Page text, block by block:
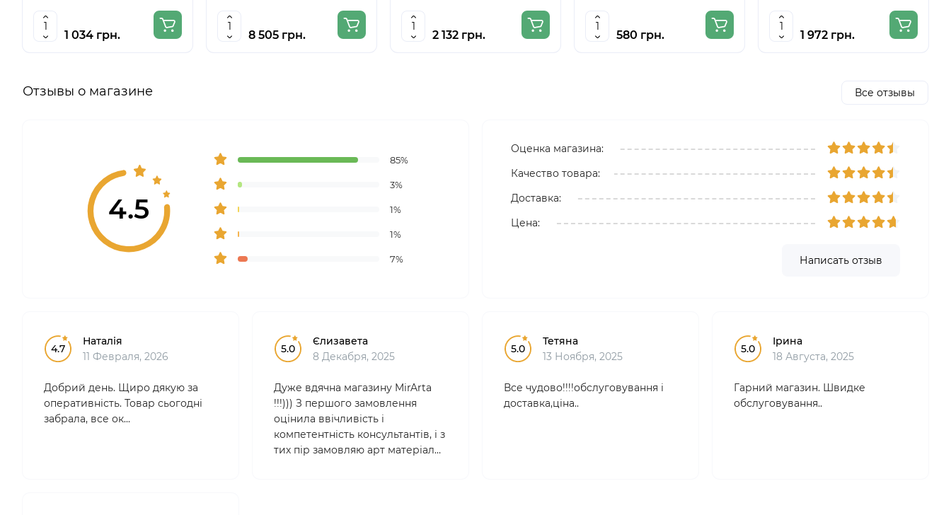
1 034 грн. 8 505 грн.
полотна до 78 см,D,K,ART
CRAFT
2 132 грн.
580 грн. 1 972 грн.
Отзывы о магазине Все отзывы
4.5
85%
3%
1%
1%
7%
Оценка магазина:
Качество товара:
Доставка:
Цена:
Написать отзыв
4.7
Наталія
11 Февраля, 2026
Добрий день. Щиро дякую за
оперативність. Товар сьогодні
забрала, все ок...
5.0
Єлизавета
8 Декабря, 2025
Дуже вдячна магазину MirArta
!!!))) З першого замовлення
оцінила ввічливість і
компетентність консультантів, і з
тих пір замовляю арт матеріали
5.0
Тетяна
13 Ноября, 2025
Все чудово!!!!обслуговування і
доставка,ціна..
5.0
Ірина
18 Августа, 2025
Гарний магазин. Швидке
обслуговування..